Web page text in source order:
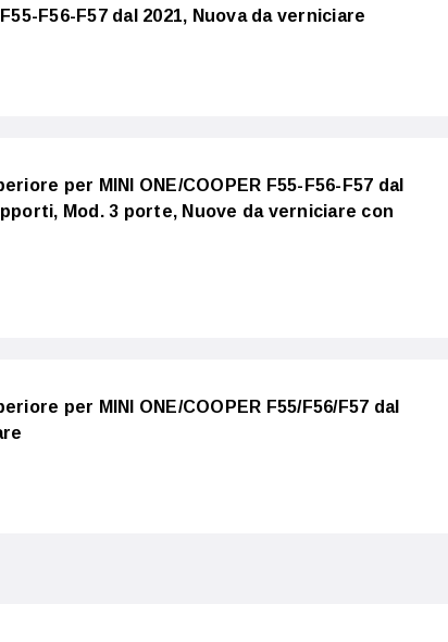
F56-F57 dal 2021, Nuova da verniciare
per MINI ONE/COOPER F55-F56-F57 dal
Mod. 3 porte, Nuove da verniciare con
per MINI ONE/COOPER F55/F56/F57 dal